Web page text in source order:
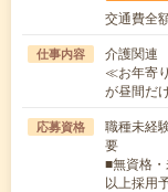
交通費全
仕事内容
介護関連
≪お年寄
が昼間だ
応募資格
職種未経
要
■無資格
以上採用